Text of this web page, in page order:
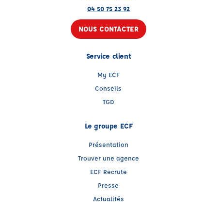
04 50 75 23 92
NOUS CONTACTER
Service client
My ECF
Conseils
TGD
Le groupe ECF
Présentation
Trouver une agence
ECF Recrute
Presse
Actualités